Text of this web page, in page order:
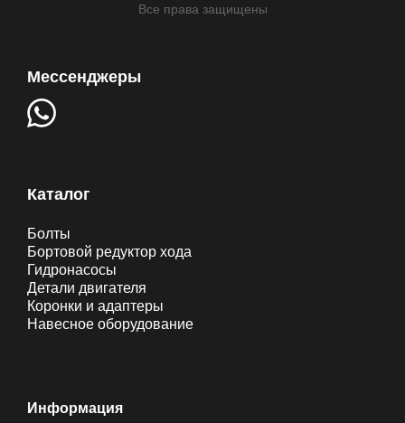
Все права защищены
Мессенджеры
Каталог
Болты
Бортовой редуктор хода
Гидронасосы
Детали двигателя
Коронки и адаптеры
Навесное оборудование
Информация